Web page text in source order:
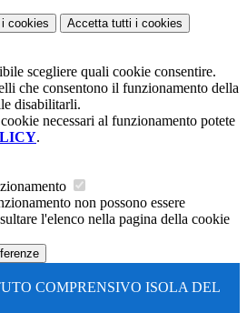
i cookies Accetta tutti i cookies
scegliere quali cookie consentire.
che consentono il funzionamento della
disabilitarli.
necessari al funzionamento potete
.
non possono essere
l'elenco nella pagina della cookie
COMPRENSIVO ISOLA DEL